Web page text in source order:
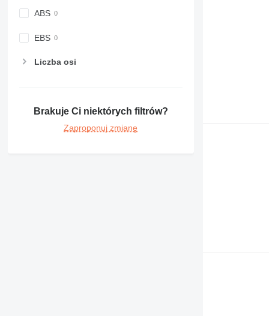
ABS
EBS
Liczba osi
Brakuje Ci niektórych filtrów?
Zaproponuj zmianę